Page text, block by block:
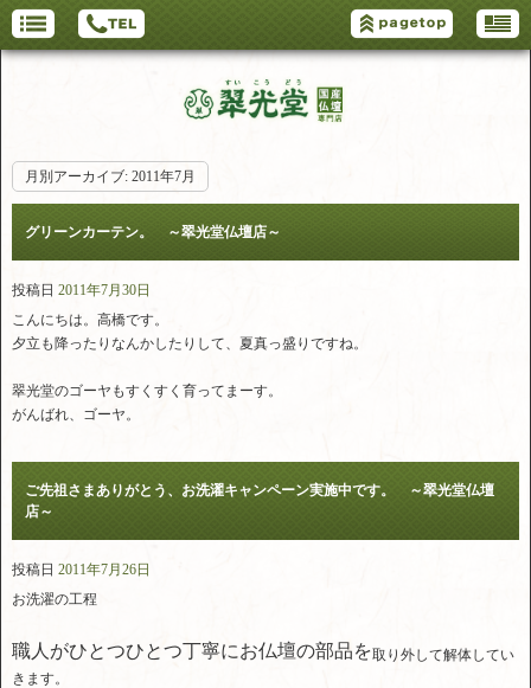
月別アーカイブ: 2011年7月
グリーンカーテン。 ～翠光堂仏壇店～
投稿日 2011年7月30日
こんにちは。高橋です。
夕立も降ったりなんかしたりして、夏真っ盛りですね。
翠光堂のゴーヤもすくすく育ってまーす。
がんばれ、ゴーヤ。
ご先祖さまありがとう、お洗濯キャンペーン実施中です。 ～翠光堂仏壇
店～
投稿日 2011年7月26日
お洗濯の工程
職人がひとつひとつ丁寧にお仏壇の部品を取り外して解体してい
きます。